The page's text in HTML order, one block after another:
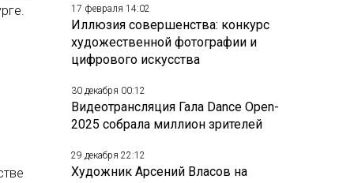
17 февраля 14:02
Иллюзия совершенства: конкурс
художественной фотографии и
цифрового искусства
30 декабря 00:12
Видеотрансляция Гала Dance Open-
2025 собрала миллион зрителей
29 декабря 22:12
Художник Арсений Власов на